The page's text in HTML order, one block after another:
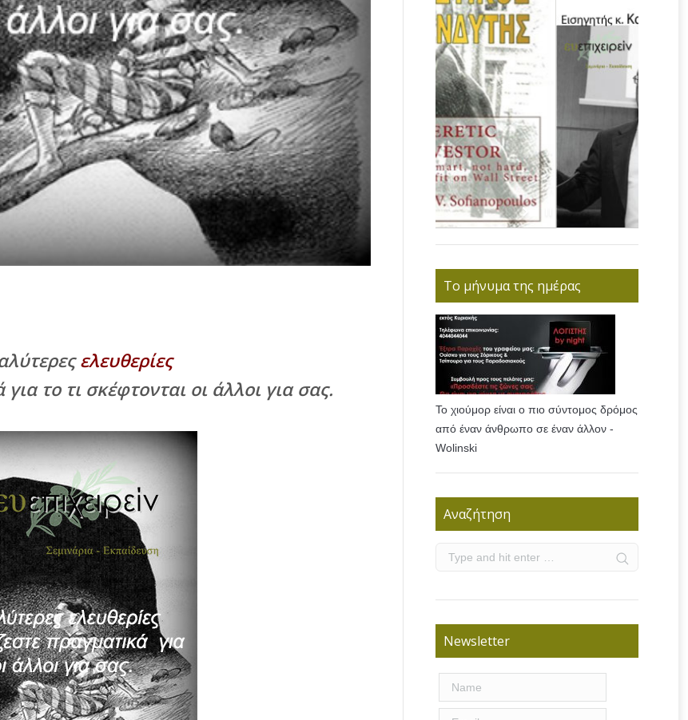
ελευθερίες
το τι σκέφτονται οι άλλοι για σας.
Το μήνυμα της ημέρας
Το χιούμορ είναι ο πιο σύντομος δρόμος
από έναν άνθρωπο σε έναν άλλον -
Wolinski
Αναζήτηση
Newsletter